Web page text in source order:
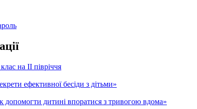
на II півріччя
ефективної бесіди з дітьми»
допомогти дитині впоратися з тривогою вдома»